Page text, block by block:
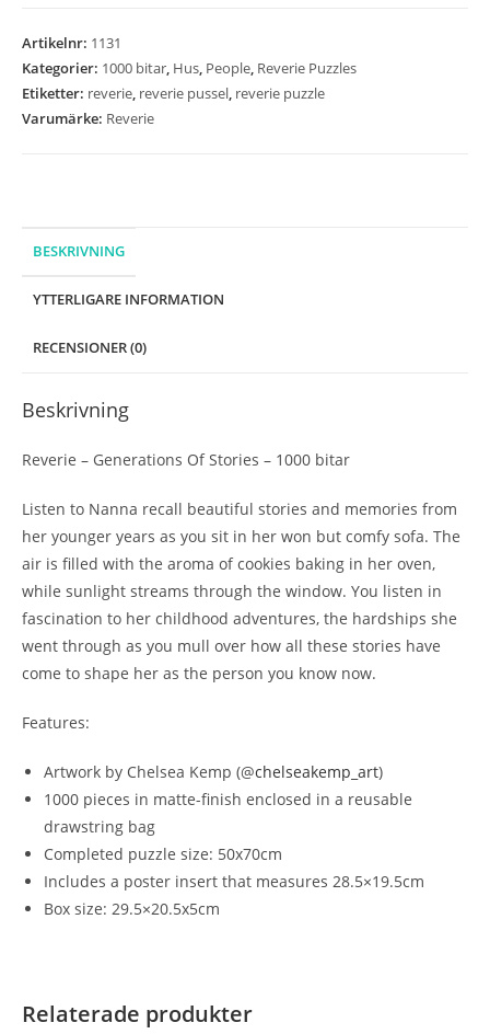
Stories
-
1000
Artikelnr: 1131
Kategorier: 1000 bitar, Hus, People, Reverie Puzzles
Etiketter: reverie, reverie pussel, reverie puzzle
Varumärke: Reverie
BESKRIVNING
YTTERLIGARE INFORMATION
RECENSIONER (0)
Beskrivning
Reverie – Generations Of Stories – 1000 bitar
Listen to Nanna recall beautiful stories and memories from
her younger years as you sit in her won but comfy sofa. The
air is filled with the aroma of cookies baking in her oven,
while sunlight streams through the window. You listen in
fascination to her childhood adventures, the hardships she
went through as you mull over how all these stories have
come to shape her as the person you know now.
Features:
Artwork by Chelsea Kemp (@chelseakemp_art)
1000 pieces in matte-finish enclosed in a reusable
drawstring bag
Completed puzzle size: 50x70cm
Includes a poster insert that measures 28.5×19.5cm
Box size: 29.5×20.5x5cm
Relaterade produkter